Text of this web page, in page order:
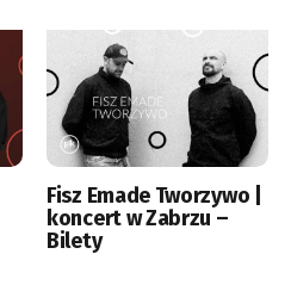
Fisz Emade Tworzywo |
koncert w Zabrzu –
Bilety